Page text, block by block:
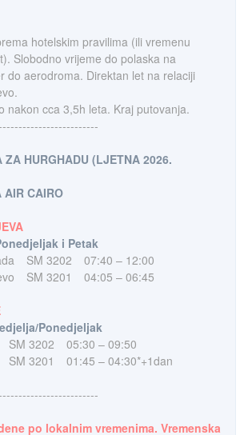
hotelskim pravilima (ili vremenu
Slobodno vrijeme do polaska na
do aerodroma. Direktan let na relaciji
nakon cca 3,5h leta. Kraj putovanja.
ZA HURGHADU (LJETNA 2026.
AIR CAIRO
i Petak
SM 3202
07:40 – 12:00
SM 3201 04:05 – 06:45
Ponedjeljak
SM 3202
05:30 – 09:50
SM 3201 01:45 – 04:30*+1dan
po lokalnim vremenima. Vremenska